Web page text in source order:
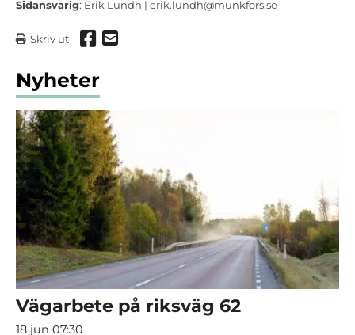
Sidansvarig: Erik Lundh | erik.lundh@munkfors.se
Skriv ut Dela via Facebook
Dela via mail
Nyheter
Vägarbete på riksväg 62
18 jun 07:30